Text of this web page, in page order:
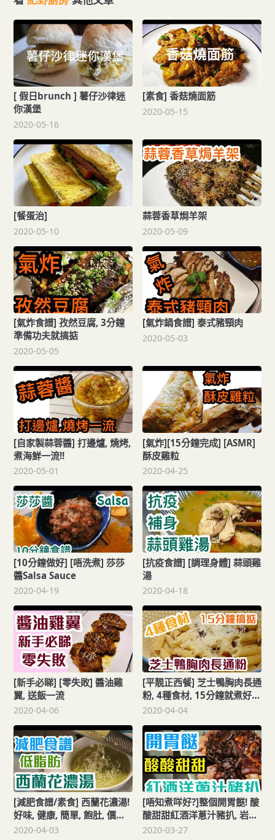
[ 假日brunch ] 薯仔沙律迷
你漢堡
2020-05-16
[素食] 香菇燒面筋
2020-05-15
[餐蛋治]
2020-05-10
蒜蓉香草焗羊架
2020-05-09
[氣炸食譜] 孜然豆腐, 3分鐘
準備功夫就搞掂
2020-05-05
[氣炸鍋食譜] 泰式豬頸肉
2020-05-03
[自家製蒜蓉醬] 打邊爐, 燒烤,
煮海鮮一流!!
2020-05-01
[氣炸][15分鐘完成] [ASMR]
酥皮雞粒
2020-04-25
[10分鐘做好] [唔洗煮] 莎莎
醬Salsa Sauce
2020-04-19
[抗疫食譜] [調理身體] 蒜頭雞
湯
2020-04-18
[新手必睇] [零失敗] 醬油雞
翼, 送飯一流
2020-04-06
[平靚正西餐] 芝士鴨胸肉長通
粉, 4種食材, 15分鐘就煮好!
新手一樣冇難度
2020-04-04
[減肥食譜/素食] 西蘭花濃湯!
好味, 健康, 簡單, 飽肚, 價廉
物美!!
2020-04-03
[唔知煮咩好?]整個開胃餸! 酸
酸甜甜紅酒洋蔥汁豬扒, 岩曬
而家又濕又熱的天氣煮
2020-03-27